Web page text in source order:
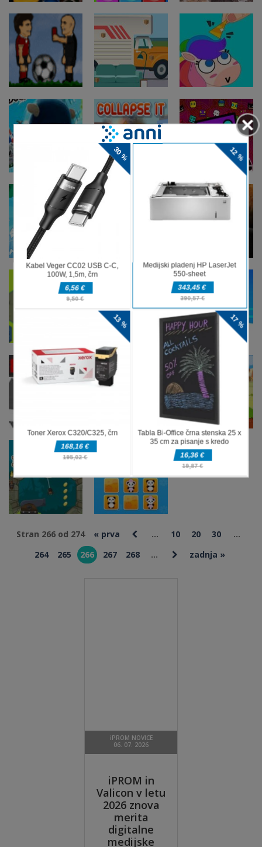
Miselne igre
Barve in
modeli puzzle
Miselne igre
Naredite 5
Miselne igre
Halloween
painting slide
Miselne igre Miselne igre
Tovornjaki
skriti tovor
Puzzle puhlica
Miselne igre
Psi Ninja II
Miselne igre
Geometry
Miselne igre
noč čarovnic
Miselne igre
Vodja
vesoljskega
prometa
Miselne igre Miselne igre
Blasty
Miselne igre
Jelly Shift
Online
Miselne igre
Brutalno
Roller Splat
Online
Miselne igre
Razigrana
Stran 266 od 274 « prva ... 10 20 30
...
264
265 266 267 268 ... zadnja »